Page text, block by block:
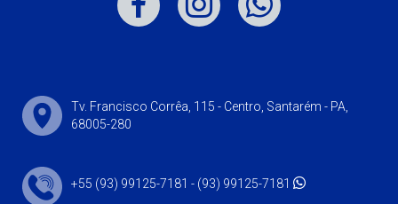
Tv. Francisco Corrêa, 115 - Centro, Santarém - PA,
68005-280
+55 (93) 99125-7181 - (93) 99125-7181